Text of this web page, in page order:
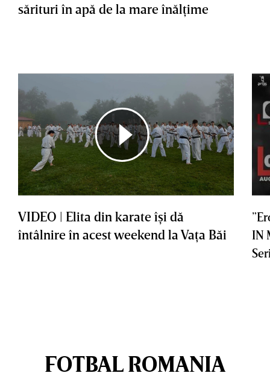
sărituri în apă de la mare înălţime
VIDEO | Elita din karate îşi dă
întâlnire în acest weekend la Vaţa Băi
IN
FOTBAL ROMANIA